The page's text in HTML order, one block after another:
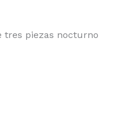
tres piezas nocturno